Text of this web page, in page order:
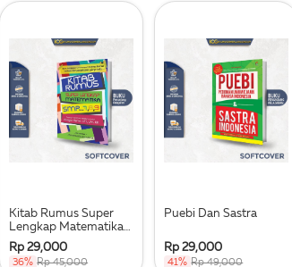
Kitab Rumus Super
Lengkap Matematika
Smp 7,8,9
Rp 29,000
36% Rp 45,000
Puebi Dan Sastra
Rp 29,000
41% Rp 49,000